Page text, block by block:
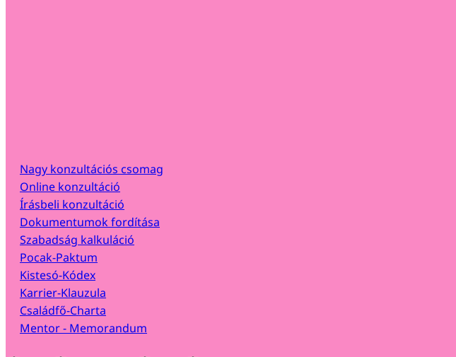
Nagy konzultációs csomag
Online konzultáció
Írásbeli konzultáció
Dokumentumok fordítása
Szabadság kalkuláció
Pocak-Paktum
Kistesó-Kódex
Karrier-Klauzula
Családfő-Charta
Mentor - Memorandum